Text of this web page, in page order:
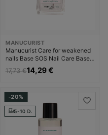
MANUCURIST
Manucurist Care for weakened
nails Base SOS Nail Care Base
Coat Nagų priežiūros priemonė
Moterims
17,73 €14,29 €
-20%
5-10 D.